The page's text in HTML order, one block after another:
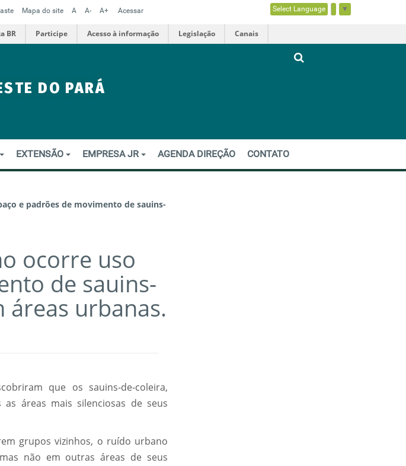
Mapa do site A A- A+ Acessar Select Language ▼
BR Participe Acesso à informação Legislação Canais
DO PARÁ
EXTENSÃO EMPRESA JR AGENDA DIREÇÃO CONTATO
e padrões de movimento de sauins-
ocorre uso
de sauins-
áreas urbanas.
que os sauins-de-coleira,
áreas mais silenciosas de seus
grupos vizinhos, o ruído urbano
não em outras áreas de seus